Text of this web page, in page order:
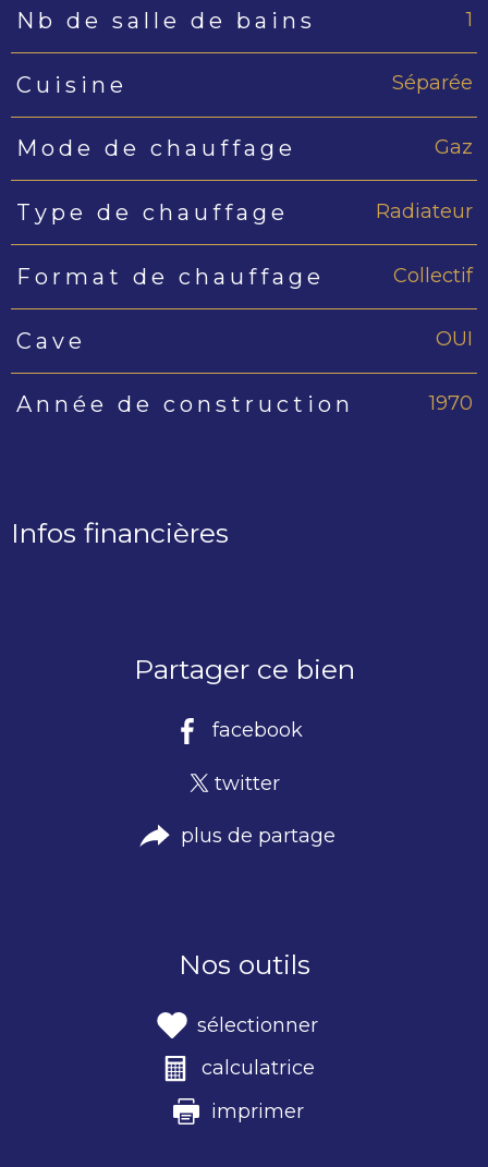
Nb de salle de bains 1
Cuisine Séparée
Mode de chauffage Gaz
Type de chauffage Radiateur
Format de chauffage Collectif
Cave OUI
Année de construction 1970
Infos financières
Partager ce bien
facebook
twitter
plus de partage
Nos outils
sélectionner
calculatrice
imprimer